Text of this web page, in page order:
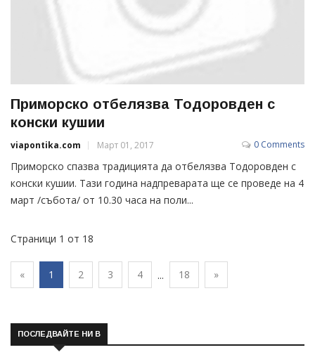
Приморско отбелязва Тодоровден с
конски кушии
viapontika.com Март 01, 2017 0 Comments
Приморско спазва традицията да отбелязва Тодоровден с
конски кушии. Тази година надпреварата ще се проведе на 4
март /събота/ от 10.30 часа на поли...
Страници 1 от 18
« 1 2 3 4 ... 18 »
ПОСЛЕДВАЙТЕ НИ В